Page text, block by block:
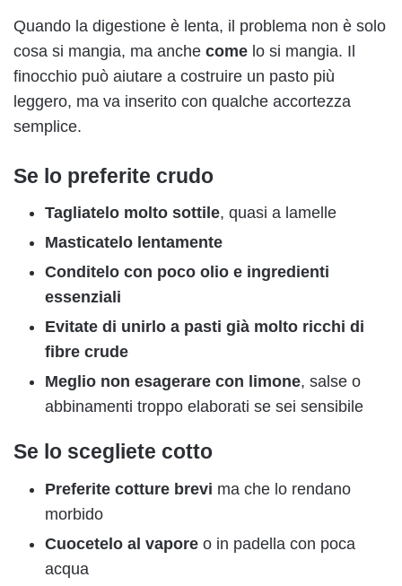
Quando la digestione è lenta, il problema non è solo
cosa si mangia, ma anche come lo si mangia. Il
finocchio può aiutare a costruire un pasto più
leggero, ma va inserito con qualche accortezza
semplice.
Se lo preferite crudo
Tagliatelo molto sottile, quasi a lamelle
Masticatelo lentamente
Conditelo con poco olio e ingredienti
essenziali
Evitate di unirlo a pasti già molto ricchi di
fibre crude
Meglio non esagerare con limone, salse o
abbinamenti troppo elaborati se sei sensibile
Se lo scegliete cotto
Preferite cotture brevi ma che lo rendano
morbido
Cuocetelo al vapore o in padella con poca
acqua